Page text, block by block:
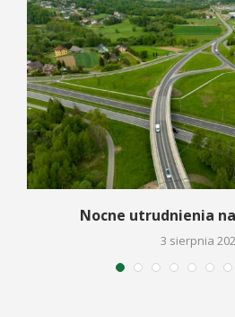
Nocne utrudnienia
3 sierpnia